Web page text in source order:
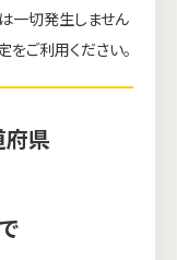
一切発生しません
ご利用ください。
県